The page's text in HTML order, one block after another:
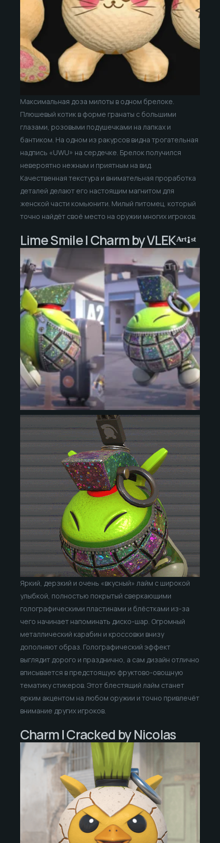
Максимальная доза милоты в одном брелоке.
Плюшевый котик в форме гранаты с большими
глазами, розовыми подушечками на лапках и
бантиком. На одном из ракурсов видна трогательная
надпись «UWU» на сердечке. Брелок получился
невероятно нежным и приятным на вид.
Качественная текстура и внимательная проработка
деталей делают его настоящим магнитом для
женской части комьюнити. Милый питомец, который
точно найдёт своё место на оружии многих игроков.
Lime Smile | Charm by VLEKᴬʳᵗꜟˢᵗ
Яркий, дерзкий и очень «вкусный» лайм с широкой
улыбкой, полностью покрытый сверкающими
голографическими пластинами и блёстками из-за
чего начинает напоминать диско-шар. Огромный
металлический карабин и кроссовки внизу
дополняют образ. Голографический эффект
выглядит дорого и празднично, а сам дизайн отлично
вписывается в предстоящую фруктово-овощную
тематику стикеров. Этот блестящий лайм станет
ярким акцентом на любом оружии и точно привлечёт
внимание других игроков.
Charm | Cracked by Nicolas